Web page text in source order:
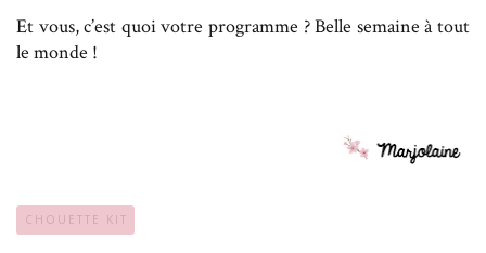
Et vous, c’est quoi votre programme ? Belle semaine à tout
le monde !
CHOUETTE KIT